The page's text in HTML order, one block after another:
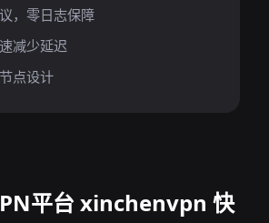
，零日志保障
减少延迟
点设计
平台 xinchenvpn 快